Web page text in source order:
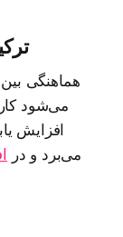
هماهنگی
می‌شود
افزایش
می‌برد و در